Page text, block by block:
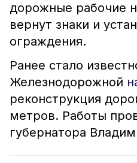
дорожные рабочие
вернут знаки и
ограждения.
Ранее стало
Железнодорожной
реконструкция
метров. Работы
губернатора